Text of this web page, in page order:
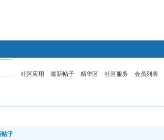
社区应用 最新帖子 精华区 社区服务 会员列表
帖子